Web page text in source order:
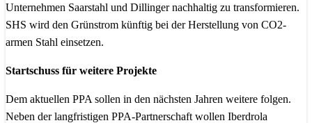
Unternehmen Saarstahl und Dillinger nachhaltig zu transformieren.
SHS wird den Grünstrom künftig bei der Herstellung von CO2-
armen Stahl einsetzen.
Startschuss für weitere Projekte
Dem aktuellen PPA sollen in den nächsten Jahren weitere folgen.
Neben der langfristigen PPA-Partnerschaft wollen Iberdrola